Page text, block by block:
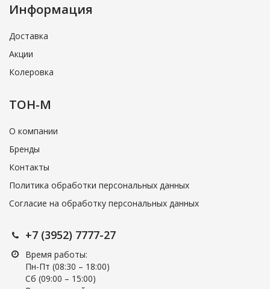
Информация
Доставка
Акции
Колеровка
ТОН-М
О компании
Бренды
Контакты
Политика обработки персональных данных
Согласие на обработку персональных данных
+7 (3952) 7777-27
Время работы:
Пн-Пт (08:30 – 18:00)
Cб (09:00 – 15:00)